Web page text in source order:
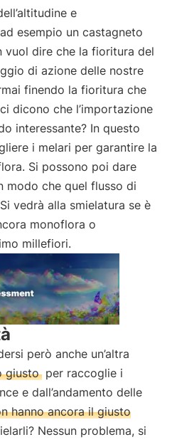
e
esempio un castagneto
vuol dire che la fioritura del
di azione delle nostre
finendo la fioritura che
dicono che l’importazione
interessante? In questo
i melari per garantire la
Si possono poi dare
modo che quel flusso di
vedrà alla smielatura se è
monoflora o
millefiori.
però anche un’altra
giusto per raccoglie i
e dall’andamento delle
hanno ancora il giusto
Nessun problema, si